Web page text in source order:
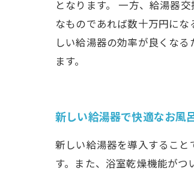
となります。 一方、給湯器
なものであれば数十万円に
しい給湯器の効率が良くな
ます。
新しい給湯器で快適なお風
新しい給湯器を導入するこ
す。また、浴室乾燥機能が